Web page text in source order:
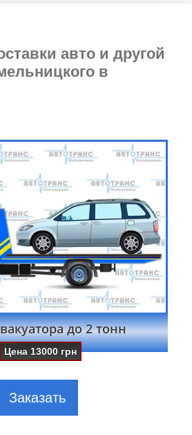
авто и другой
в
до 2 тонн
Цена13000 грн
Заказать